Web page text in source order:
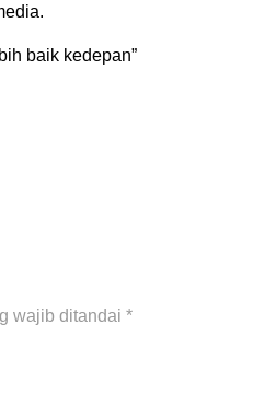
baik kedepan”
wajib ditandai *